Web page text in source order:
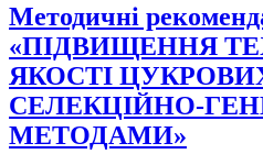
Методичні
«ПІДВИЩЕННЯ
ЯКОСТІ
СЕЛЕКЦІЙНО-
МЕТОДАМИ»